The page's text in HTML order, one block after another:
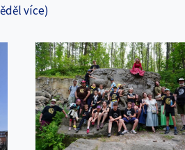
více)